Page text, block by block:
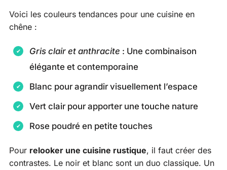
Voici les couleurs tendances pour une cuisine en
chêne :
Gris clair et anthracite : Une combinaison
élégante et contemporaine
Blanc pour agrandir visuellement l’espace
Vert clair pour apporter une touche nature
Rose poudré en petite touches
Pour relooker une cuisine rustique, il faut créer des
contrastes. Le noir et blanc sont un duo classique. Un